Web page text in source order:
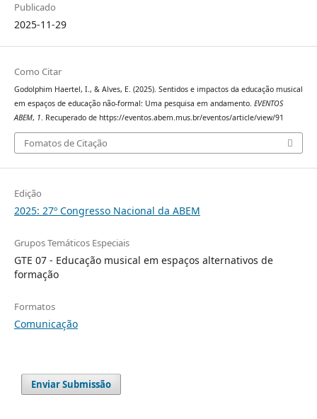
Publicado
2025-11-29
Como Citar
Godolphim Haertel, I., & Alves, E. (2025). Sentidos e impactos da educação musical
em espaços de educação não-formal: Uma pesquisa em andamento. EVENTOS
ABEM, 1. Recuperado de https://eventos.abem.mus.br/eventos/article/view/91
Fomatos de Citação
Edição
2025: 27º Congresso Nacional da ABEM
Grupos Temáticos Especiais
GTE 07 - Educação musical em espaços alternativos de
formação
Formatos
Comunicação
Enviar Submissão